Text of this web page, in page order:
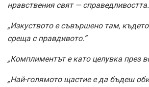
нравствения свят —
„Изкуството е съвършено там,
среща с правдивото.“
„Комплиментът е като целувка през
„Най-голямото щастие е да бъдеш